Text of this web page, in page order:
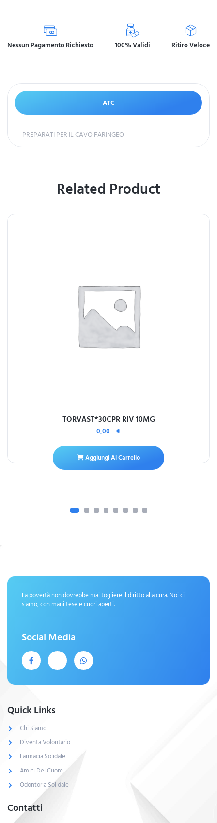
Nessun Pagamento Richiesto 100% Validi Ritiro Veloce
ATC
PREPARATI PER IL CAVO FARINGEO
Related Product
TORVAST*30CPR RIV 10MG
0,00 €
Aggiungi Al Carrello
La povertà non dovrebbe mai togliere il diritto alla cura. Noi ci
siamo, con mani tese e cuori aperti.
Social Media
Quick Links
Chi Siamo
Diventa Volontario
Farmacia Solidale
Amici Del Cuore
Odontoria Solidale
Contatti